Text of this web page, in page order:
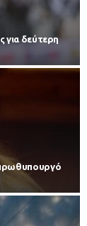
για δεύτερη